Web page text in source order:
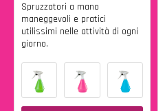
Spruzzatori a mano
maneggevoli e pratici
utilissimi nelle attività di ogni
giorno.